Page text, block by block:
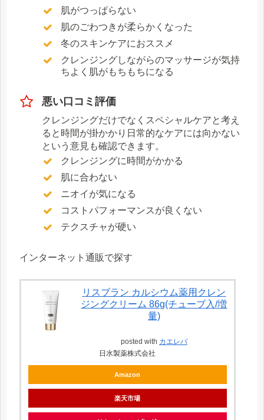
肌がつっぱらない
肌のごわつきが柔らかくなった
冬のスキンケアにおススメ
クレンジングしながらのマッサージが気持
ちよく肌がもちもちになる
悪い口コミ評価
クレンジングだけでなくスペシャルケアと考え
ると時間が掛かかり日常的なケアには向かない
という意見も確認できます。
クレンジングに時間がかかる
肌に合わない
ニオイが気になる
コストパフォーマンスが良くない
テクスチャが硬い
インターネット通販で探す
リスブラン カルシウム薬用クレン
ジングクリーム 86g(チューブ入/増
量)
posted with カエレバ
日水製薬株式会社
Amazon
楽天市場